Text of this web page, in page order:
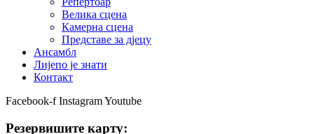
Велика сцена
Камерна сцена
Представе за дјецу
Ансамбл
Лијепо је знати
Контакт
Facebook-f InstagramYoutube
Резервишите карту: